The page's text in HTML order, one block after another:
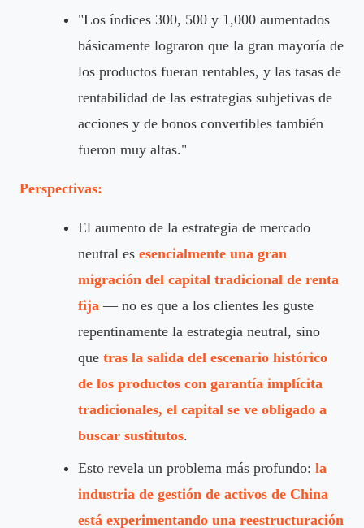
"Los índices 300, 500 y 1,000 aumentados
básicamente lograron que la gran mayoría de
los productos fueran rentables, y las tasas de
rentabilidad de las estrategias subjetivas de
acciones y de bonos convertibles también
fueron muy altas."
Perspectivas:
El aumento de la estrategia de mercado
neutral es esencialmente una gran
migración del capital tradicional de renta
fija — no es que a los clientes les guste
repentinamente la estrategia neutral, sino
que tras la salida del escenario histórico
de los productos con garantía implícita
tradicionales, el capital se ve obligado a
buscar sustitutos.
Esto revela un problema más profundo: la
industria de gestión de activos de China
está experimentando una reestructuración